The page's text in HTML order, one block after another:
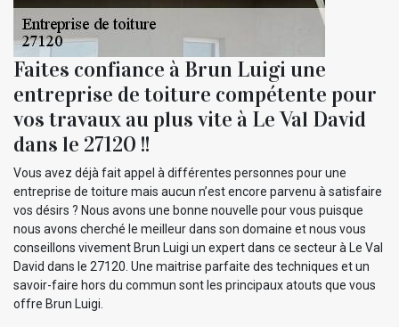
Faites confiance à Brun Luigi une
entreprise de toiture compétente pour
vos travaux au plus vite à Le Val David
dans le 27120 !!
Vous avez déjà fait appel à différentes personnes pour une
entreprise de toiture mais aucun n’est encore parvenu à satisfaire
vos désirs ? Nous avons une bonne nouvelle pour vous puisque
nous avons cherché le meilleur dans son domaine et nous vous
conseillons vivement Brun Luigi un expert dans ce secteur à Le Val
David dans le 27120. Une maitrise parfaite des techniques et un
savoir-faire hors du commun sont les principaux atouts que vous
offre Brun Luigi.